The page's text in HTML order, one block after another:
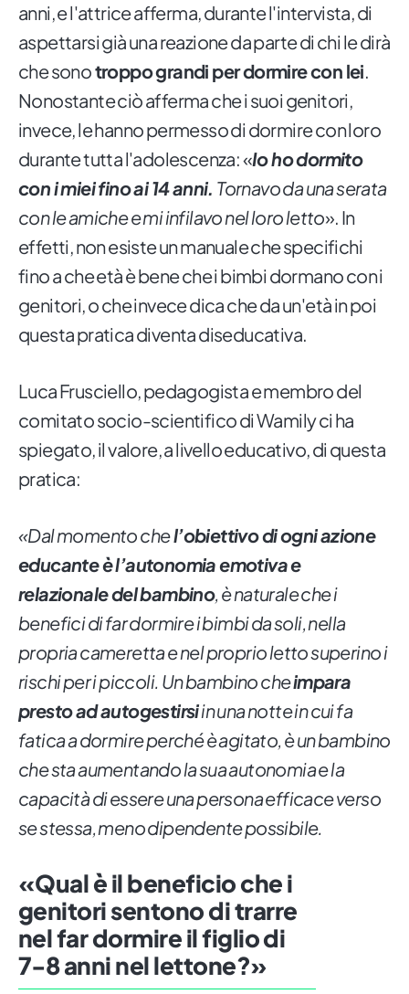
anni, e l'attrice afferma, durante l'intervista, di
aspettarsi già una reazione da parte di chi le dirà
che sonotroppo grandi per dormire con lei.
Nonostante ciò afferma che i suoi genitori,
invece, le hanno permesso di dormire con loro
durante tutta l'adolescenza: «Io ho dormito
con i miei fino ai 14 anni. Tornavo da una serata
con le amiche e mi infilavo nel loro letto». In
effetti, non esiste un manuale che specifichi
fino a che età è bene che i bimbi dormano con i
genitori, o che invece dica che da un'età in poi
questa pratica diventa diseducativa.
Luca Frusciello, pedagogista e membro del
comitato socio-scientifico di Wamily ci ha
spiegato, il valore, a livello educativo, di questa
pratica:
«Dal momento chel’obiettivo di ogni azione
educante è l’autonomia emotiva e
relazionale del bambino, è naturale che i
benefici di far dormire i bimbi da soli, nella
propria cameretta e nel proprio letto superino i
rischi per i piccoli. Un bambino cheimpara
presto ad autogestirsiin una notte in cui fa
fatica a dormire perché è agitato, è un bambino
che sta aumentando la sua autonomia e la
capacità di essere una persona efficace verso
se stessa, meno dipendente possibile.
«Qual è il beneficio che i
genitori sentono di trarre
nel far dormire il figlio di
7-8 anni nel lettone?»